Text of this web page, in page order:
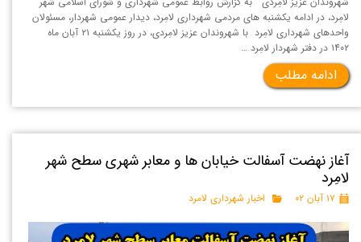
لامِرد، در ادامه یکشنبه های مردمی شهرداری لامِرد، دیدار عمومی شهردار، مسئولان
واحدهای شهرداری لامِرد با شهروندان عزیز لامِردی، در روز یکشنبه ۲۱ آبان ماه
۱۴۰۲ در دفتر شهردار لامِرد …
ادامه مطلب
آغاز نهضت آسفالت خیابان ها و معابر شهری سطح شهر
لامِرد
۱۷ آبان ۰۲ اخبار شهرداری لامرد